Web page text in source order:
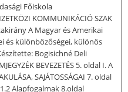
Főiskola
KOMMUNIKÁCIÓ SZAK
A Magyar és Amerikai
és különbözőségei, különös
Bogisichné Deli
BEVEZETÉS 5. oldal I. A
SAJÁTOSSÁGAI 7. oldal
Alapfogalmak 8.oldal